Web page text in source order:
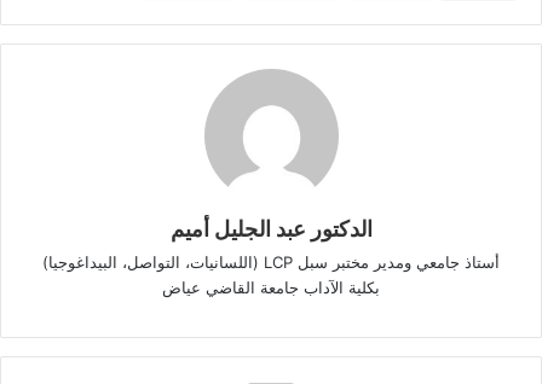
الدكتور عبد الجليل أميم
أستاذ جامعي ومدير مختبر سبل LCP (اللسانيات، التواصل، البيداغوجيا)
بكلية الآداب جامعة القاضي عياض